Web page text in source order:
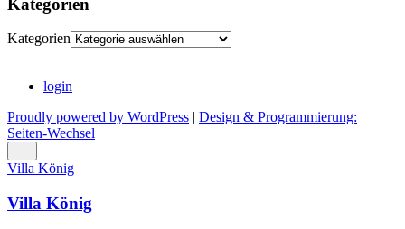
Kategorien
Kategorien
login
Proudly powered by WordPress
Design & Programmierung:
Seiten-Wechsel
Villa König
Villa König